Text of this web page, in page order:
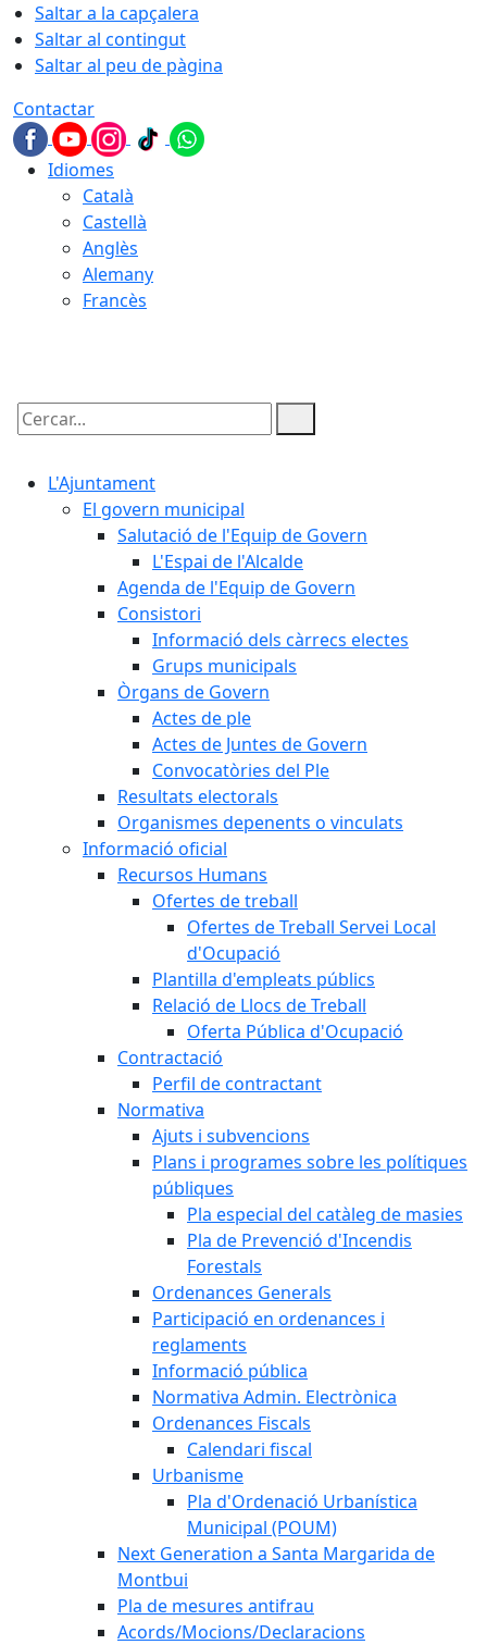
Saltar a la capçalera
Saltar al contingut
Saltar al peu de pàgina
Contactar
Idiomes
Català
Castellà
Anglès
Alemany
Francès
Cercar:
L'Ajuntament
El govern municipal
Salutació de l'Equip de Govern
L'Espai de l'Alcalde
Agenda de l'Equip de Govern
Consistori
Informació dels càrrecs electes
Grups municipals
Òrgans de Govern
Actes de ple
Actes de Juntes de Govern
Convocatòries del Ple
Resultats electorals
Organismes depenents o vinculats
Informació oficial
Recursos Humans
Ofertes de treball
Ofertes de Treball Servei Local
d'Ocupació
Plantilla d'empleats públics
Relació de Llocs de Treball
Oferta Pública d'Ocupació
Contractació
Perfil de contractant
Normativa
Ajuts i subvencions
Plans i programes sobre les polítiques
públiques
Pla especial del catàleg de masies
Pla de Prevenció d'Incendis
Forestals
Ordenances Generals
Participació en ordenances i
reglaments
Informació pública
Normativa Admin. Electrònica
Ordenances Fiscals
Calendari fiscal
Urbanisme
Pla d'Ordenació Urbanística
Municipal (POUM)
Next Generation a Santa Margarida de
Montbui
Pla de mesures antifrau
Acords/Mocions/Declaracions